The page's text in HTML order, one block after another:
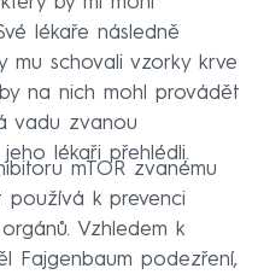
lékaře následně
mu schovali vzorky krve
na nich mohl provádět
vadu zvanou
lékaři přehlédli.
mTOR zvanému
používá k prevenci
Vzhledem k
Fajgenbaum podezření,